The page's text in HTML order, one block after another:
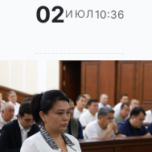
02ИЮЛ 10:36